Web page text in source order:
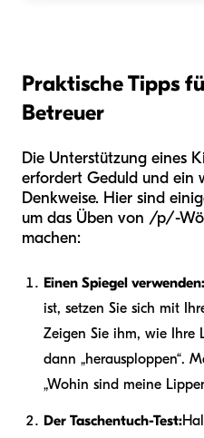
Praktische Tipps
Betreuer
Die Unterstützung eines
erfordert Geduld und ein
Denkweise. Hier sind
um das Üben von /p/-
machen:
Einen Spiegel verwenden:
ist, setzen Sie sich mit
Zeigen Sie ihm, wie Ihre
dann „herausploppen“.
„Wohin sind meine
Der Taschentuch-Test: